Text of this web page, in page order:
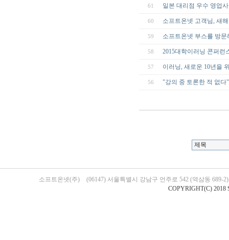
61 일본 대리점 우수 영업
60 소프트온넷 고객님, 새
59 소프트온넷 부스를 방
58 2015대학이러닝 콘퍼
57 이러닝, 새로운 10년을
56 "강의 중 토론한 적 없다
소프트온넷(주)
(06147) 서울특별시 강남구 언주로 542 (역삼동 689-
COPYRIGHT(C) 2018